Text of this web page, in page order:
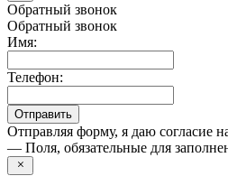
Обратный звонок
Обратный звонок
Имя:
Телефон:
Отправить
Отправляя форму, я даю согласие
— Поля, обязательные для